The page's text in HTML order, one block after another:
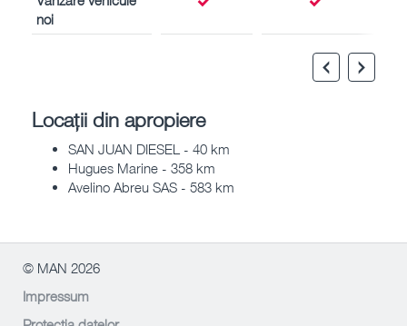
noi
Locații din apropiere
SAN JUAN DIESEL - 40 km
Hugues Marine - 358 km
Avelino Abreu SAS - 583 km
© MAN 2026
Impressum